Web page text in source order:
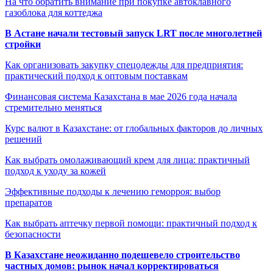
газоблока для коттеджа
В Астане начали тестовый запуск LRT после многолетней
стройки
Как организовать закупку спецодежды для предприятия:
практический подход к оптовым поставкам
Финансовая система Казахстана в мае 2026 года начала
стремительно меняться
Курс валют в Казахстане: от глобальных факторов до личных
решений
Как выбрать омолаживающий крем для лица: практичный
подход к уходу за кожей
Эффективные подходы к лечению геморроя: выбор
препаратов
Как выбрать аптечку первой помощи: практичный подход к
безопасности
В Казахстане неожиданно подешевело строительство
частных домов: рынок начал корректироваться